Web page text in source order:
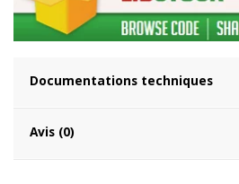
Documentations techniques
Avis (0)